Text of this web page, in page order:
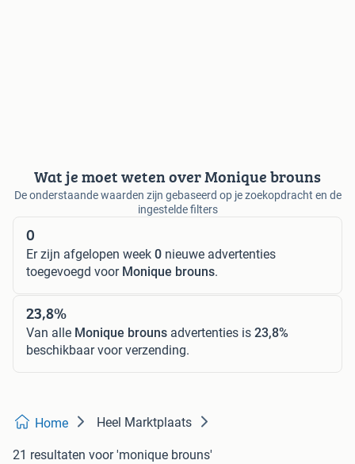
Wat je moet weten over Monique brouns
De onderstaande waarden zijn gebaseerd op je zoekopdracht en de
ingestelde filters
0
Er zijn afgelopen week 0 nieuwe advertenties
toegevoegd voor Monique brouns.
23,8%
Van alle Monique brouns advertenties is 23,8%
beschikbaar voor verzending.
Home Heel Marktplaats
21 resultaten voor 'monique brouns'